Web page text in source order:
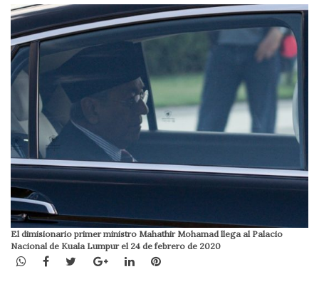
El dimisionario primer ministro Mahathir Mohamad llega al Palacio
Nacional de Kuala Lumpur el 24 de febrero de 2020
WhatsApp
Facebook
TwitterGoogle+LinkedInPinterest